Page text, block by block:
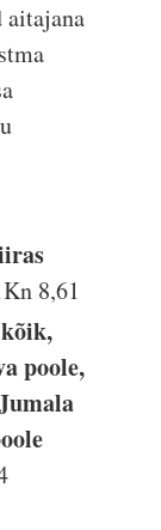
aitajana
8,61
poole,